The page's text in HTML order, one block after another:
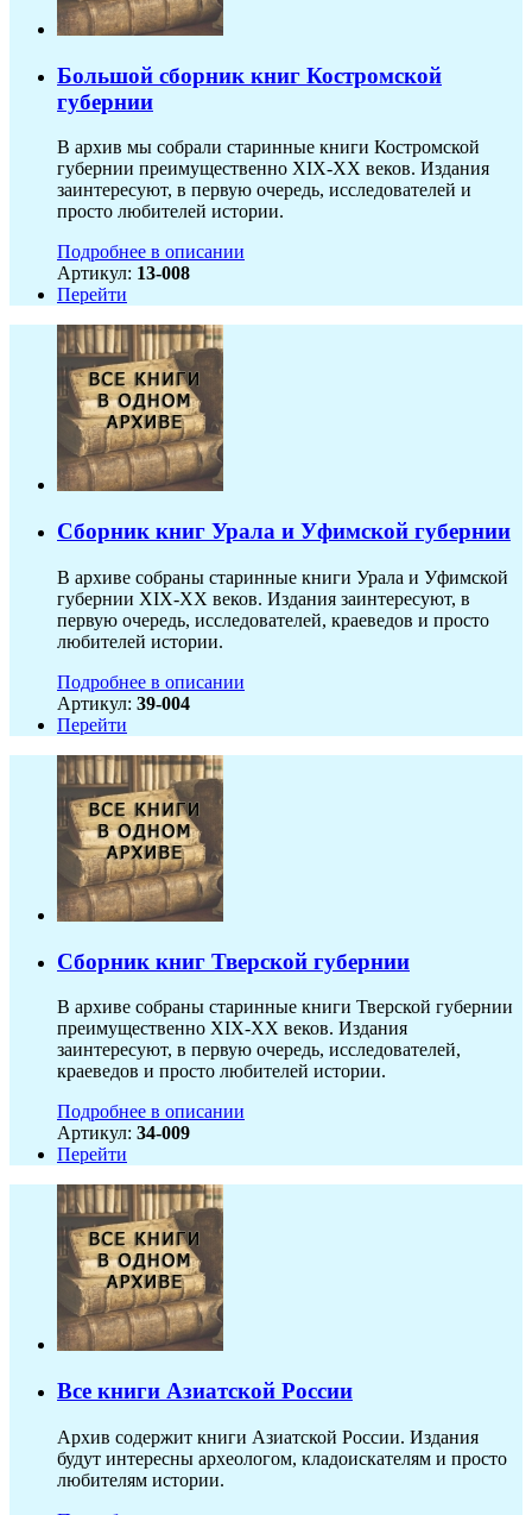
Большой сборник книг Костромской
губернии
В архив мы собрали старинные книги Костромской
губернии преимущественно XIX-ХХ веков. Издания
заинтересуют, в первую очередь, исследователей и
просто любителей истории.
Подробнее в описании
Артикул: 13-008
Перейти
Сборник книг Урала и Уфимской губернии
В архиве собраны старинные книги Урала и Уфимской
губернии XIX-ХХ веков. Издания заинтересуют, в
первую очередь, исследователей, краеведов и просто
любителей истории.
Подробнее в описании
Артикул: 39-004
Перейти
Сборник книг Тверской губернии
В архиве собраны старинные книги Тверской губернии
преимущественно XIX-ХХ веков. Издания
заинтересуют, в первую очередь, исследователей,
краеведов и просто любителей истории.
Подробнее в описании
Артикул: 34-009
Перейти
Все книги Азиатской России
Архив содержит книги Азиатской России. Издания
будут интересны археологом, кладоискателям и просто
любителям истории.